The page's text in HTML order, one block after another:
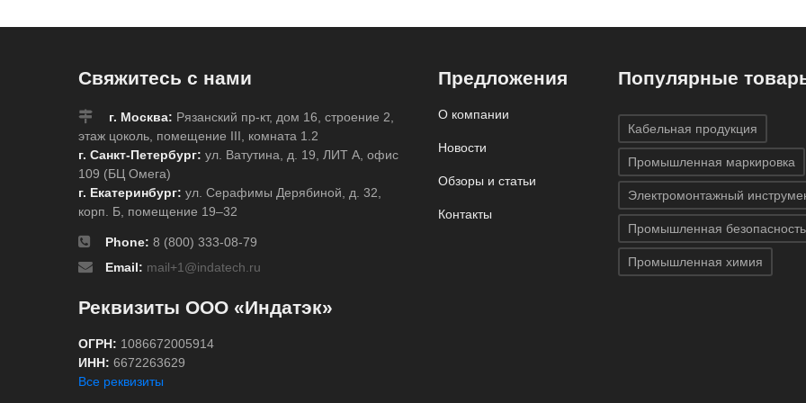
Свяжитесь с нами
г. Москва: Рязанский пр-кт, дом 16, строение 2,
этаж цоколь, помещение III, комната 1.2
г. Санкт-Петербург: ул. Ватутина, д. 19, ЛИТ А, офис
109 (БЦ Омега)
г. Екатеринбург: ул. Серафимы Дерябиной, д. 32,
корп. Б, помещение 19–32
Phone: 8 (800) 333-08-79
Email: mail+1@indatech.ru
Реквизиты ООО «Индатэк»
ОГРН: 1086672005914
ИНН: 6672263629
Все реквизиты
Предложения
О компании
Новости
Обзоры и статьи
Контакты
Популярные
Кабельная продукция
Промышленная маркировка
Электромонтажный
Промышленная безопасность
Промышленная химия